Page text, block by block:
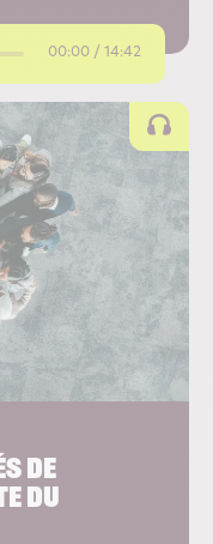
00:00 / 14:42
de
du